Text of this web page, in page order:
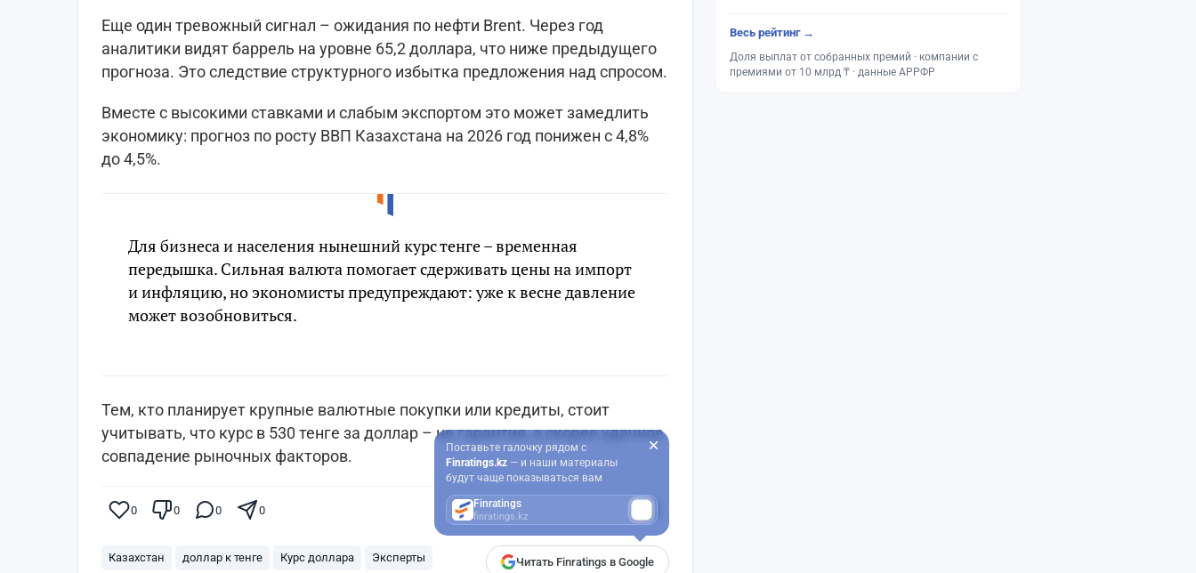
Еще один тревожный сигнал – ожидания по нефти Brent. Через год
аналитики видят баррель на уровне 65,2 доллара, что ниже предыдущего
прогноза. Это следствие структурного избытка предложения над спросом.
Вместе с высокими ставками и слабым экспортом это может замедлить
экономику: прогноз по росту ВВП Казахстана на 2026 год понижен с 4,8%
до 4,5%.
Для бизнеса и населения нынешний курс тенге – временная
передышка. Сильная валюта помогает сдерживать цены на импорт
и инфляцию, но экономисты предупреждают: уже к весне давление
может возобновиться.
Тем, кто планирует крупные валютные покупки или кредиты, стоит
учитывать, что курс в 530 тенге за доллар – не гарантия, а скорее удачное
совпадение рыночных факторов.
0 0 0 0
Казахстан доллар к тенге Курс доллара Эксперты Читать Finratings в Google
Поставьте галочку рядом с
Finratings.kz — и наши материалы
будут чаще показываться вам
Finratings
finratings.kz
Весь рейтинг →
Доля выплат от собранных премий · компании с
премиями от 10 млрд ₸ · данные АРРФР